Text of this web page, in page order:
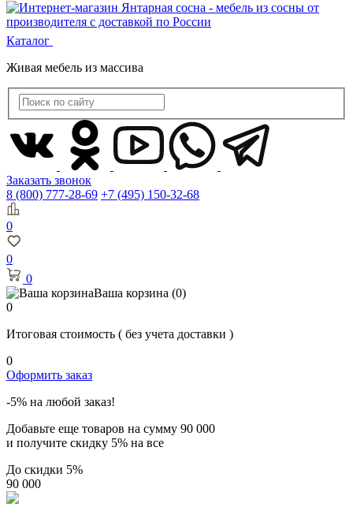
Каталог
Живая мебель из массива
Заказать звонок
8 (800) 777-28-69 +7 (495) 150-32-68
0
0
0
Ваша корзина (0)
0
Итоговая стоимость ( без учета доставки )
0
Оформить заказ
-5% на любой заказ!
Добавьте еще товаров на сумму 90 000
и получите скидку 5% на все
До скидки 5%
90 000